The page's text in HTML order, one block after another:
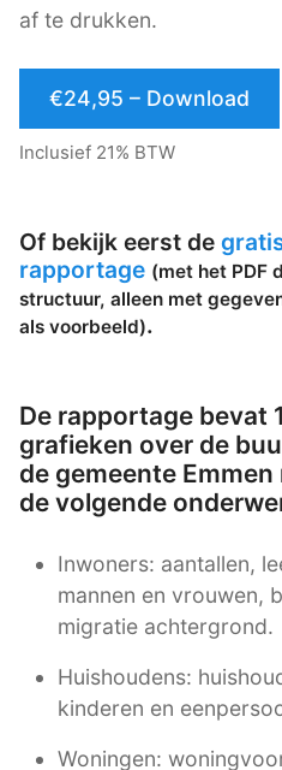
af te drukken.
€24,95 – Download
Inclusief 21% BTW
Of bekijk eerst de
rapportage (met het PDF
structuur, alleen met
als voorbeeld).
De rapportage bevat
grafieken over de
de gemeente
de volgende
Inwoners: aantallen,
mannen en vrouwen,
migratie achtergrond.
Huishoudens:
kinderen en
Woningen: